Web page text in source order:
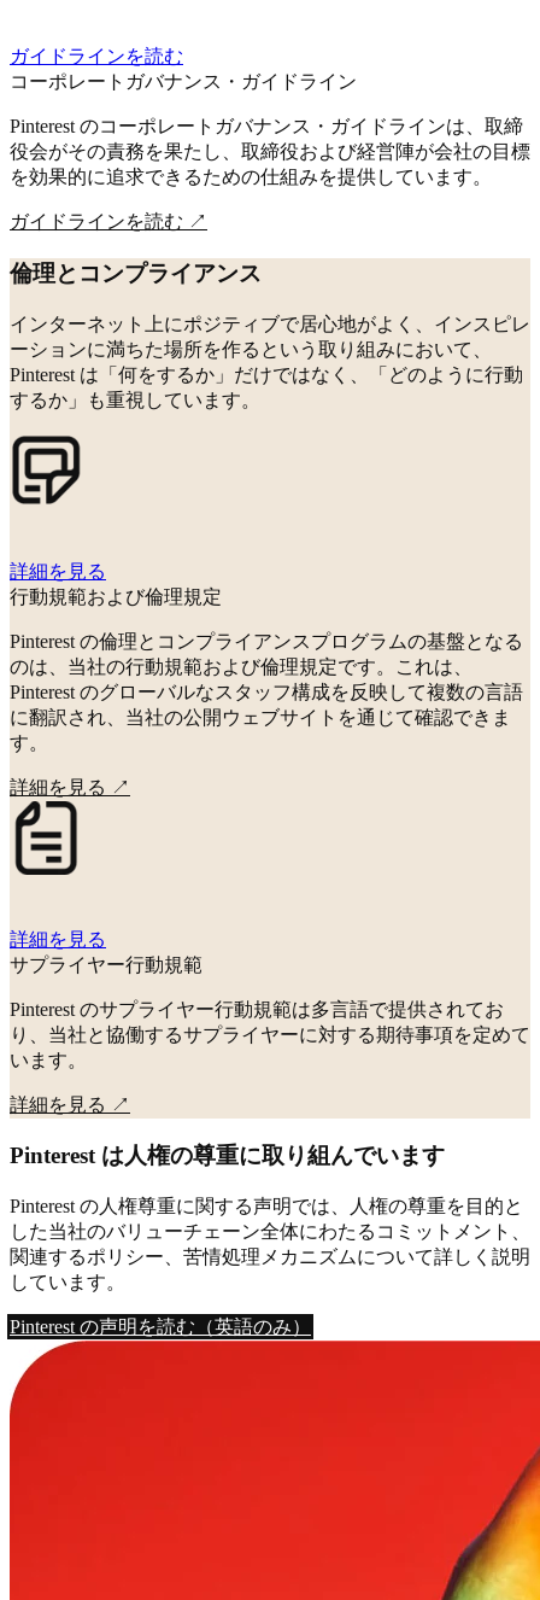
ガイドラインを読む
コーポレートガバナンス・ガイドライン
Pinterest のコーポレートガバナンス・ガイドラインは、取締
役会がその責務を果たし、取締役および経営陣が会社の目標
を効果的に追求できるための仕組みを提供しています。
ガイドラインを読む ↗
倫理とコンプライアンス
インターネット上にポジティブで居心地がよく、インスピレ
ーションに満ちた場所を作るという取り組みにおいて、
Pinterest は「何をするか」だけではなく、「どのように行動
するか」も重視しています。
詳細を見る
行動規範および倫理規定
Pinterest の倫理とコンプライアンスプログラムの基盤となる
のは、当社の行動規範および倫理規定です。これは、
Pinterest のグローバルなスタッフ構成を反映して複数の言語
に翻訳され、当社の公開ウェブサイトを通じて確認できま
す。
詳細を見る ↗
詳細を見る
サプライヤー行動規範
Pinterest のサプライヤー行動規範は多言語で提供されてお
り、当社と協働するサプライヤーに対する期待事項を定めて
います。
詳細を見る ↗
Pinterest は人権の尊重に取り組んでいます
Pinterest の人権尊重に関する声明では、人権の尊重を目的と
した当社のバリューチェーン全体にわたるコミットメント、
関連するポリシー、苦情処理メカニズムについて詳しく説明
しています。
Pinterest の声明を読む（英語のみ）